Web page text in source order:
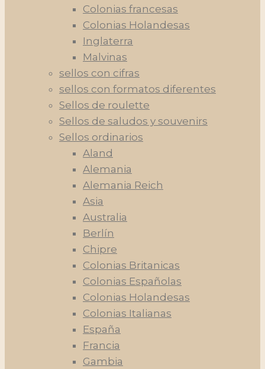
Colonias francesas
Colonias Holandesas
Inglaterra
Malvinas
sellos con cifras
sellos con formatos diferentes
Sellos de roulette
Sellos de saludos y souvenirs
Sellos ordinarios
Aland
Alemania
Alemania Reich
Asia
Australia
Berlín
Chipre
Colonias Britanicas
Colonias Españolas
Colonias Holandesas
Colonias Italianas
España
Francia
Gambia